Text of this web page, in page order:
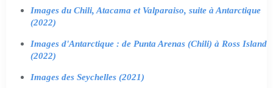
Images du Chili, Atacama et Valparaiso, suite à Antarctique
(2022)
Images d'Antarctique : de Punta Arenas (Chili) à Ross Island
(2022)
Images des Seychelles (2021)